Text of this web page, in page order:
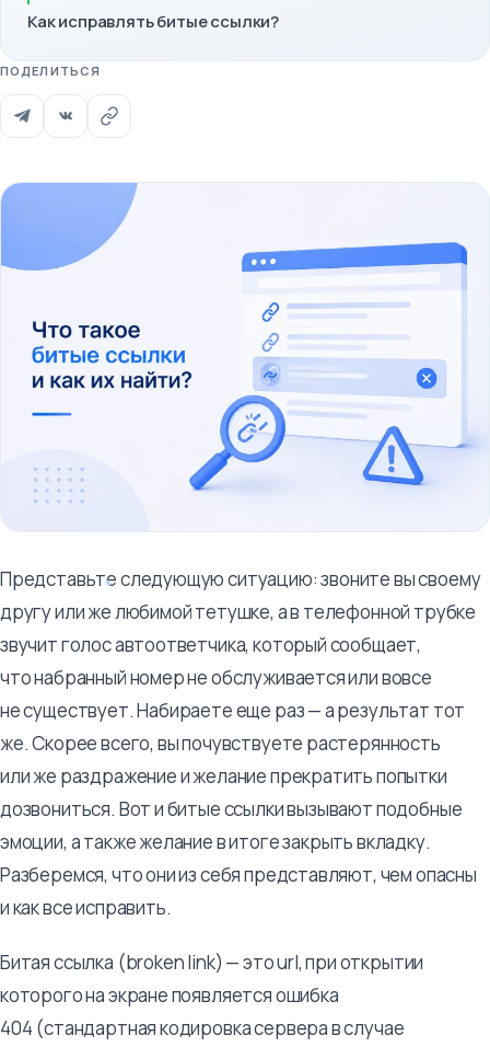
Как исправлять битые ссылки?
ПОДЕЛИТЬСЯ
Представьте следующую ситуацию: звоните вы своему
другу или же любимой тетушке, а в телефонной трубке
звучит голос автоответчика, который сообщает,
что набранный номер не обслуживается или вовсе
не существует. Набираете еще раз — а результат тот
же. Скорее всего, вы почувствуете растерянность
или же раздражение и желание прекратить попытки
дозвониться. Вот и битые ссылки вызывают подобные
эмоции, а также желание в итоге закрыть вкладку.
Разберемся, что они из себя представляют, чем опасны
и как все исправить.
Битая ссылка (broken link) — это url, при открытии
которого на экране появляется ошибка
404 (стандартная кодировка сервера в случае